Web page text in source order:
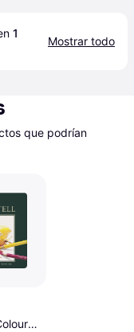
1
Mostrar todo
que podrían